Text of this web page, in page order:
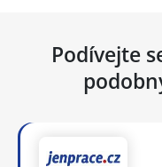
Podívejte